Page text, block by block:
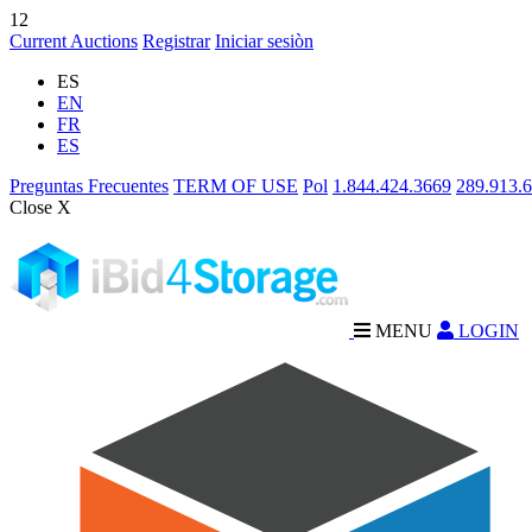
12
Current Auctions Registrar Iniciar sesiòn
ES
EN
FR
ES
Preguntas Frecuentes TERM OF USE Pol 1.844.424.3669
Close X
MENU LOGIN